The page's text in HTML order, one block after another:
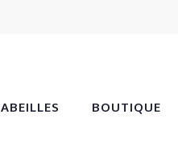
ABEILLES BOUTIQUE